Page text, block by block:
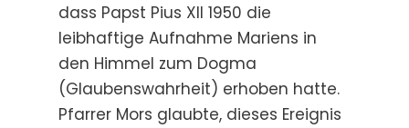
dass Papst Pius XII 1950 die
leibhaftige Aufnahme Mariens in
den Himmel zum Dogma
(Glaubenswahrheit) erhoben hatte.
Pfarrer Mors glaubte, dieses Ereignis